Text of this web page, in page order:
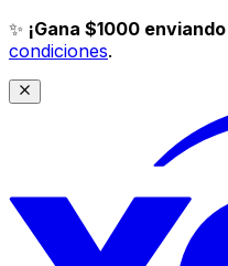
✨ ¡Gana $1000
condiciones.